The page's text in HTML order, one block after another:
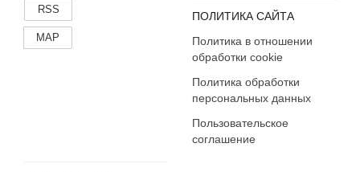
RSS
MAP
ПОЛИТИКА САЙТА
Политика в отношении
обработки cookie
Политика обработки
персональных данных
Пользовательское
соглашение